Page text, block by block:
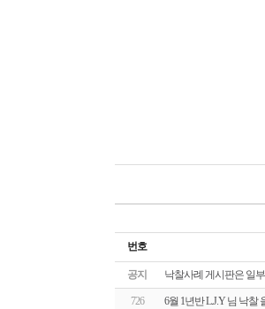
번호
공지 낙찰사례 게시판은 일
726 6월 1년반 L.J.Y 님 낙찰